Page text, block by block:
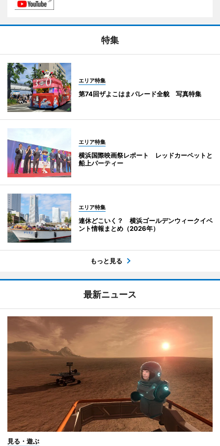
特集
エリア特集
第74回ザよこはまパレード全貌 写真特集
エリア特集
横浜国際映画祭レポート レッドカーペットと
船上パーティー
エリア特集
連休どこいく？ 横浜ゴールデンウィークイベ
ント情報まとめ（2026年）
もっと見る
最新ニュース
見る・遊ぶ